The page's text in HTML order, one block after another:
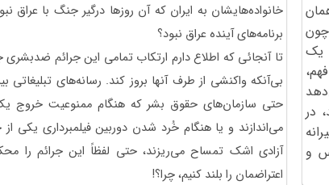
خانواده‌هایشان به ایران که آن روزها درگیر جنگ با عراق
برنامه‌های آینده عراق نبود؟
تا آنجائی که اطلاع دارم ارتکاب تمامی این جرائم
بی‌آنکه واکنشی از طرف آنها بروز کند. رسانه‌های
حتی سازمان‌های حقوق بشر که هنگام ممنوعیت خروج
می‌اندازند و یا هنگام خُرد شدن دوربین فیلمبرداری یکی
آزادی اشک تمساح می‌ریزند، حتی لفظاً این جرائم را
اعتراضمان را بلند کنیم، چرا؟!
یک
در
و